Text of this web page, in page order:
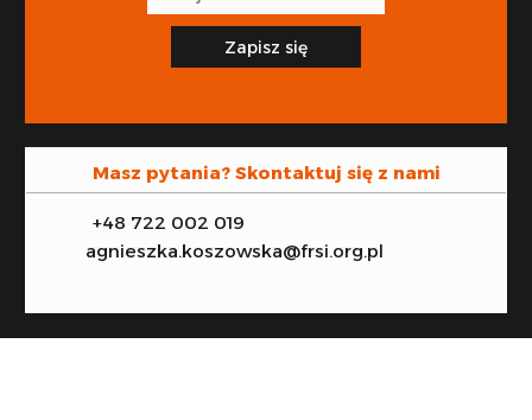
Zapisz się
Masz pytania? Skontaktuj się z nami
+48 722 002 019
agnieszka.koszowska@frsi.org.pl